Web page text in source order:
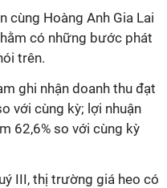
cùng Hoàng Anh Gia Lai
có những bước phát
trên.
ghi nhận doanh thu đạt
với cùng kỳ; lợi nhuận
62,6% so với cùng kỳ
III, thị trường giá heo có